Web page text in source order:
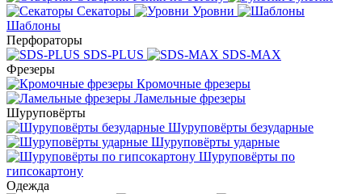
Секаторы
Уровни
Шаблоны
Перфораторы
SDS-PLUS
SDS-MAX
Фрезеры
Кромочные фрезеры
Ламельные фрезеры
Шуруповёрты
Шуруповёрты безударные
Шуруповёрты ударные
Шуруповёрты по
гипсокартону
Одежда